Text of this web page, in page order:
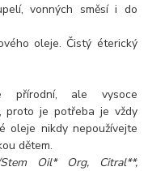
vonných směsí i do
oleje. Čistý éterický
přírodní, ale vysoce
proto je potřeba je vždy
oleje nikdy nepoužívejte
dětem.
Stem Oil* Org, Citral**,